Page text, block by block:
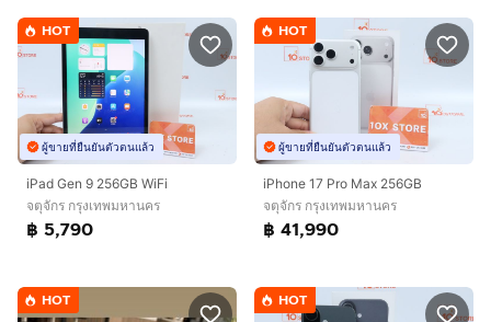
HOT
ผู้ขายที่ยืนยันตัวตนแล้ว
iPad Gen 9 256GB WiFi
จตุจักร กรุงเทพมหานคร
฿ 5,790
HOT
ผู้ขายที่ยืนยันตัวตนแล้ว
iPhone 17 Pro Max 256GB
จตุจักร กรุงเทพมหานคร
฿ 41,990
HOT HOT